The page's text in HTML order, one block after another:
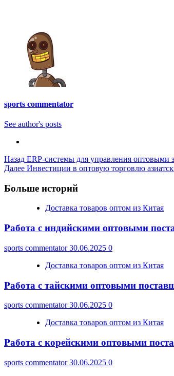
sports commentator
See author's posts
Post
Navigation
Назад ERP-системы для управления оптовыми
Далее Инвестиции в оптовую торговлю
Больше историй
Доставка товаров оптом из Китая
Работа с индийскими оптовыми
sports commentator30.06.2025 0
Доставка товаров оптом из Китая
Работа с тайскими оптовыми
sports commentator30.06.2025 0
Доставка товаров оптом из Китая
Работа с корейскими оптовыми
sports commentator30.06.2025 0